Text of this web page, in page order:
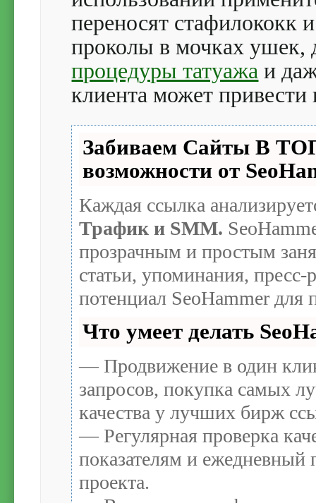
переносят
проколы в мочках ушек,
процедуры татуажа и
клиента может
Забиваем Сайты В
возможности от
Каждая ссылка
Трафик и SMM.
прозрачным и простым
статьи, упоминания,
потенциал SeoHammer для
Что умеет делать
— Продвижение в один
запросов, покупка самых
качества у лучших бирж
— Регулярная проверка
показателям и ежедневный
проекта.